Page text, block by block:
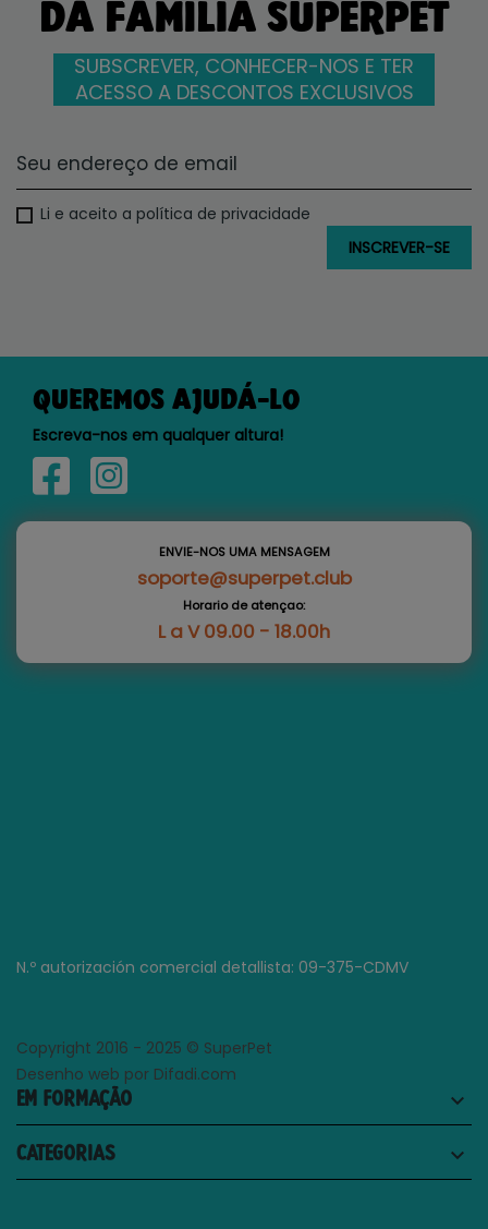
DA FAMÍLIA SUPERPET
SUBSCREVER, CONHECER-NOS E TER
ACESSO A DESCONTOS EXCLUSIVOS
Li e aceito a política de privacidade
QUEREMOS AJUDÁ-LO
Escreva-nos em qualquer altura!
ENVIE-NOS UMA MENSAGEM
soporte@superpet.club
Horario de atençao:
L a V 09.00 - 18.00h
N.º autorización comercial detallista: 09-375-CDMV
Copyright 2016 - 2025 © SuperPet
Desenho web por Difadi.com
EM FORMAÇÃO keyboard_arrow_down
CATEGORIAS keyboard_arrow_down